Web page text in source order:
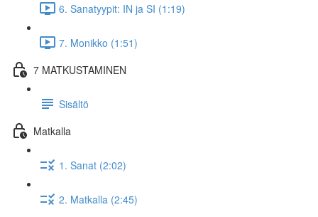
6. Sanatyypit: IN ja SI (1:19)
7. Monikko (1:51)
7 MATKUSTAMINEN
Sisältö
Matkalla
1. Sanat (2:02)
2. Matkalla (2:45)